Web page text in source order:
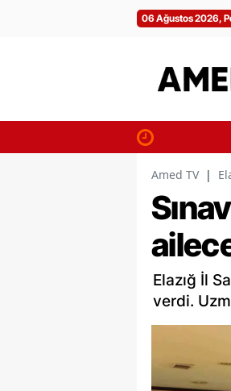
06 Ağustos 2026,
Diyarbakır
Amed TV |
Elazığ İl
verdi.